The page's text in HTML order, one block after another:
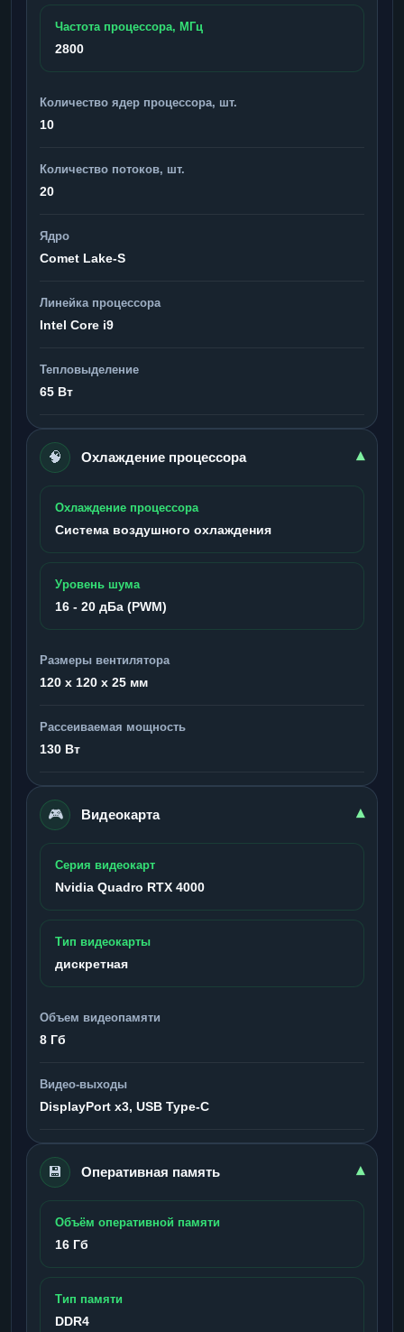
Частота процессора, МГц
2800
Количество ядер процессора, шт.
10
Количество потоков, шт.
20
Ядро
Comet Lake-S
Линейка процессора
Intel Core i9
Тепловыделение
65 Вт
🧠 Охлаждение процессора ▾
Охлаждение процессора
Система воздушного охлаждения
Уровень шума
16 - 20 дБа (PWM)
Размеры вентилятора
120 x 120 x 25 мм
Рассеиваемая мощность
130 Вт
🎮 Видеокарта ▾
Серия видеокарт
Nvidia Quadro RTX 4000
Тип видеокарты
дискретная
Объем видеопамяти
8 Гб
Видео-выходы
DisplayPort x3, USB Type-C
💾 Оперативная память ▾
Объём оперативной памяти
16 Гб
Тип памяти
DDR4